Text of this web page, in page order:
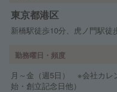
東京都港区
新橋駅徒歩10分、虎ノ門駅徒
勤務曜日・頻度
月～金（週5日） ※会社カレ
始・創立記念日他）